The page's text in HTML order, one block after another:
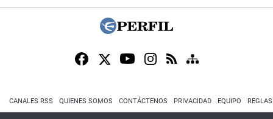
CANALES RSS QUIENES SOMOS CONTÁCTENOS PRIVACIDAD EQUIPO